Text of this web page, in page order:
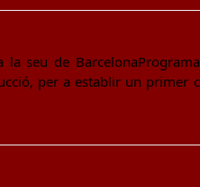
seu de
per a establir un primer